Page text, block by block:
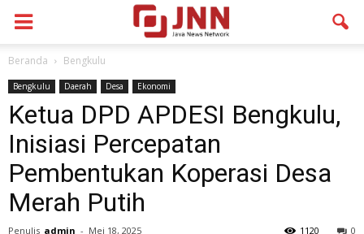
Beranda Bengkulu
Bengkulu Daerah Desa Ekonomi
Ketua DPD APDESI Bengkulu,
Inisiasi Percepatan
Pembentukan Koperasi Desa
Merah Putih
Penulis admin - Mei 18, 2025 0
1120